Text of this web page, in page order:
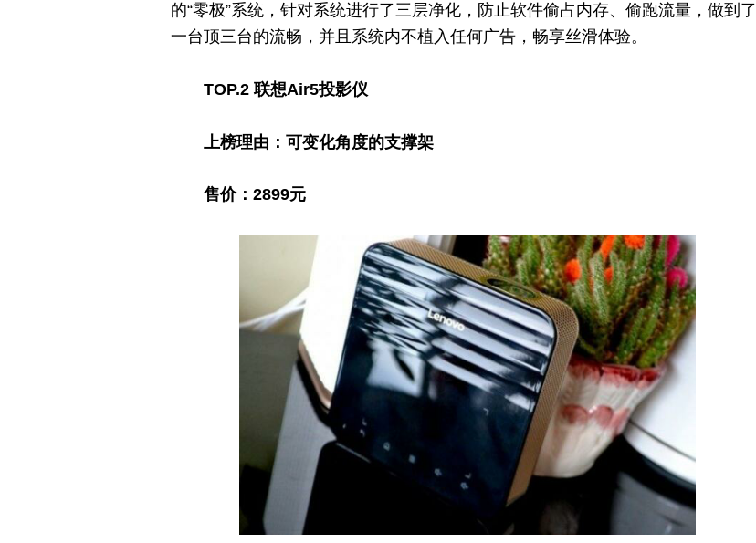
的“零极”系统，针对系统进行了三层净化，防止软件偷占内存、偷跑流量，做到了
一台顶三台的流畅，并且系统内不植入任何广告，畅享丝滑体验。
TOP.2 联想Air5投影仪
上榜理由： 可变化角度的支撑架
售价：2899元